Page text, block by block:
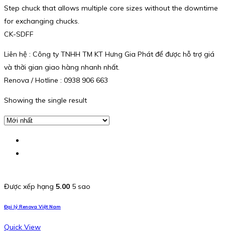
Step chuck that allows multiple core sizes without the downtime
for exchanging chucks.
CK-SDFF
Liên hệ : Công ty TNHH TM KT Hưng Gia Phát để được hỗ trợ giá
và thời gian giao hàng nhanh nhất.
Renova / Hotline : 0938 906 663
Showing the single result
Được xếp hạng 5.00 5 sao
Đại lý Renova Việt Nam
Quick View